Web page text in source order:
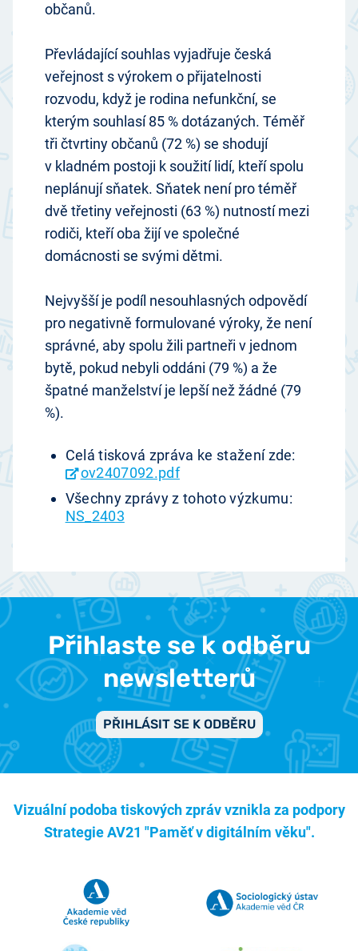
občanů.
Převládající souhlas vyjadřuje česká
veřejnost s výrokem o přijatelnosti
rozvodu, když je rodina nefunkční, se
kterým souhlasí 85 % dotázaných. Téměř
tři čtvrtiny občanů (72 %) se shodují
v kladném postoji k soužití lidí, kteří spolu
neplánují sňatek. Sňatek není pro téměř
dvě třetiny veřejnosti (63 %) nutností mezi
rodiči, kteří oba žijí ve společné
domácnosti se svými dětmi.
Nejvyšší je podíl nesouhlasných odpovědí
pro negativně formulované výroky, že není
správné, aby spolu žili partneři v jednom
bytě, pokud nebyli oddáni (79 %) a že
špatné manželství je lepší než žádné (79
%).
Celá tisková zpráva ke stažení zde:
ov2407092.pdf
Všechny zprávy z tohoto výzkumu:
NS_2403
Přihlaste se k odběru
newsletterů
PŘIHLÁSIT SE K ODBĚRU
Vizuální podoba tiskových zpráv vznikla za podpory
Strategie AV21 "Paměť v digitálním věku".